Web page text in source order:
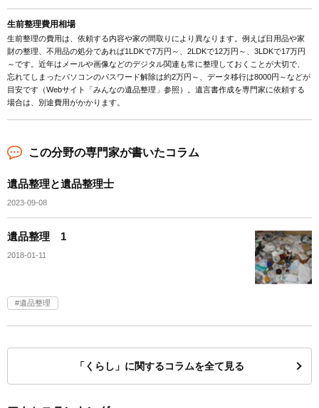
生前整理費用相場
生前整理の費用は、依頼する内容や家の間取りにより異なります。例えば日用品や家
財の整理、不用品の処分であれば1LDKで7万円～、2LDKで12万円～、3LDKで17万円
～です。近年はメールや画像などのデジタル関連も常に整理しておくことが大切で、
忘れてしまったパソコンのパスワード解除は約2万円～、データ移行は8000円～などが
目安です（Webサイト「みんなの遺品整理」参照）。遺言書作成を専門家に依頼する
場合は、別途費用がかかります。
この分野の専門家が書いたコラム
遺品整理と遺品整理士
2023-09-08
遺品整理 1
2018-01-11
遺品整理
「くらし」に関するコラムを全て見る